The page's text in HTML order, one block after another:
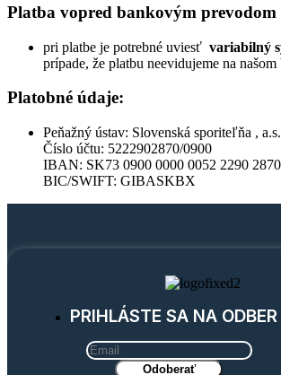
Platba vopred bankovým
pri platbe je potrebné uviesť variabilný
prípade, že platbu neevidujeme na
Platobné údaje:
Peňažný ústav: Slovenská sporiteľňa , a.s.
Číslo účtu: 5222902870/0900
IBAN: SK73 0900 0000 0052 2290 2870
BIC/SWIFT: GIBASKBX
PRIHLÁSTE SA NA